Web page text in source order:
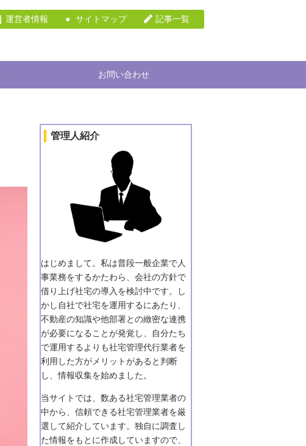
運営者情報 サイトマップ 記事一覧
お問い合わせ
管理人紹介
はじめまして。私は普段一般企業で人
事業務をするかたわら、会社の方針で
借り上げ社宅の導入を検討中です。し
かし自社で社宅を運用するにあたり、
不動産の知識や他部署との緻密な連携
が必要になることが発覚し、自分たち
で運用するよりも社宅管理代行業者を
利用した方がメリットがあると判断
し、情報収集を始めました。
当サイトでは、数ある社宅管理業者の
中から、信頼できる社宅管理業者を厳
選して紹介しています。独自に調査し
た情報をもとに作成していますので、